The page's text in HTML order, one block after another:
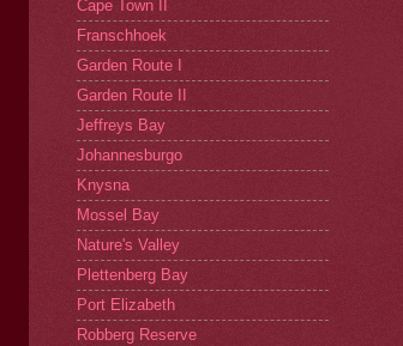
Cape Town II
Franschhoek
Garden Route I
Garden Route II
Jeffreys Bay
Johannesburgo
Knysna
Mossel Bay
Nature's Valley
Plettenberg Bay
Port Elizabeth
Robberg Reserve